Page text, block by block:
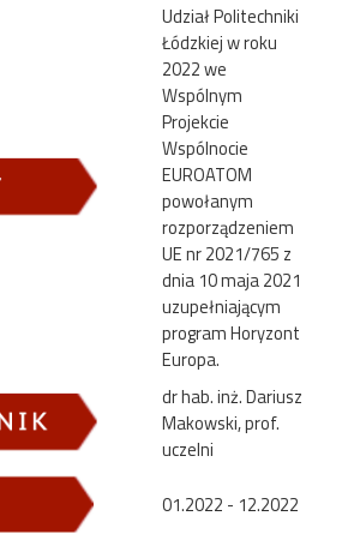
Udział Politechniki
Łódzkiej w roku
2022 we
Wspólnym
Projekcie
Wspólnocie
EUROATOM
powołanym
rozporządzeniem
UE nr 2021/765 z
dnia 10 maja 2021
uzupełniającym
program Horyzont
Europa.
dr hab. inż. Dariusz
Makowski, prof.
uczelni
01.2022 - 12.2022